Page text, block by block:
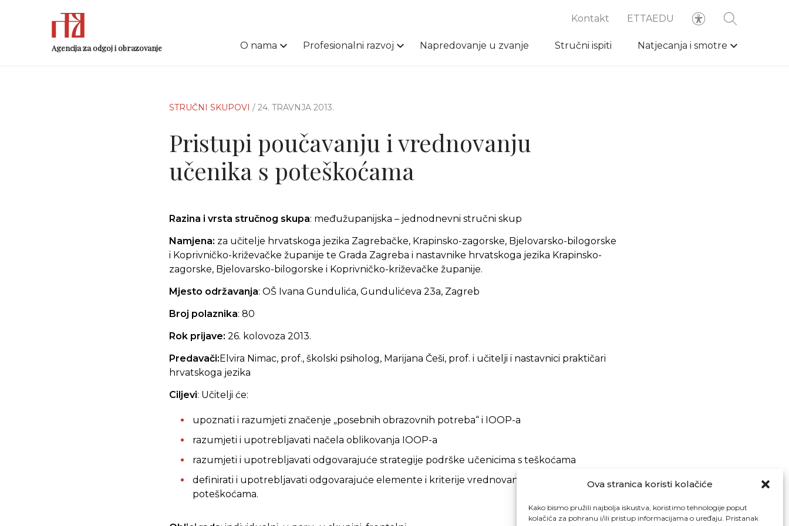
Ova stranica koristi kolačiće
Kako bismo pružili najbolja iskustva, koristimo tehnologije poput
kolačića za pohranu i/ili pristup informacijama o uređaju. Pristanak
Agencija za odgoj i obrazovanje
Kontakt ETTAEDU
O nama Profesionalni razvoj Napredovanje u zvanje Stručni ispiti Natjecanja i smotre
STRUČNI SKUPOVI / 24. TRAVNJA 2013.
Pristupi poučavanju i vrednovanju
učenika s poteškoćama
Razina i vrsta stručnog skupa: međužupanijska – jednodnevni stručni skup
Namjena: za učitelje hrvatskoga jezika Zagrebačke, Krapinsko-zagorske, Bjelovarsko-bilogorske
i Koprivničko-križevačke županije te Grada Zagreba i nastavnike hrvatskoga jezika Krapinsko-
zagorske, Bjelovarsko-bilogorske i Koprivničko-križevačke županije.
Mjesto održavanja: OŠ Ivana Gundulića, Gundulićeva 23a, Zagreb
Broj polaznika: 80
Rok prijave: 26. kolovoza 2013.
Predavači:Elvira Nimac, prof., školski psiholog, Marijana Češi, prof. i učitelji i nastavnici praktičari
hrvatskoga jezika
Ciljevi: Učitelji će:
upoznati i razumjeti značenje „posebnih obrazovnih potreba“ i IOOP-a
razumjeti i upotrebljavati načela oblikovanja IOOP-a
razumjeti i upotrebljavati odgovarajuće strategije podrške učenicima s teškoćama
definirati i upotrebljavati odgovarajuće elemente i kriterije vrednovanja za učenike
poteškoćama.